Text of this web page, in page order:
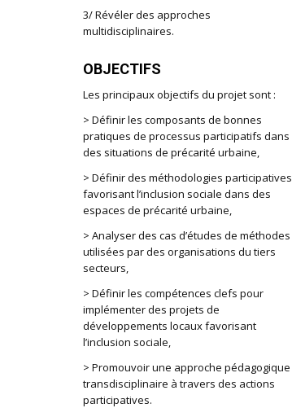
3/ Révéler des approches
multidisciplinaires.
OBJECTIFS
Les principaux objectifs du projet sont :
> Définir les composants de bonnes
pratiques de processus participatifs dans
des situations de précarité urbaine,
> Définir des méthodologies participatives
favorisant l’inclusion sociale dans des
espaces de précarité urbaine,
> Analyser des cas d’études de méthodes
utilisées par des organisations du tiers
secteurs,
> Définir les compétences clefs pour
implémenter des projets de
développements locaux favorisant
l’inclusion sociale,
> Promouvoir une approche pédagogique
transdisciplinaire à travers des actions
participatives.